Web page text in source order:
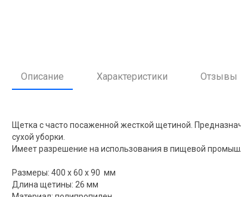
Описание Характеристики Отзывы
Щетка с часто посаженной жесткой щетиной.
сухой уборки.
Имеет разрешение на использования в пищевой
Размеры: 400 x 60 x 90 мм
Длина щетины: 26 мм